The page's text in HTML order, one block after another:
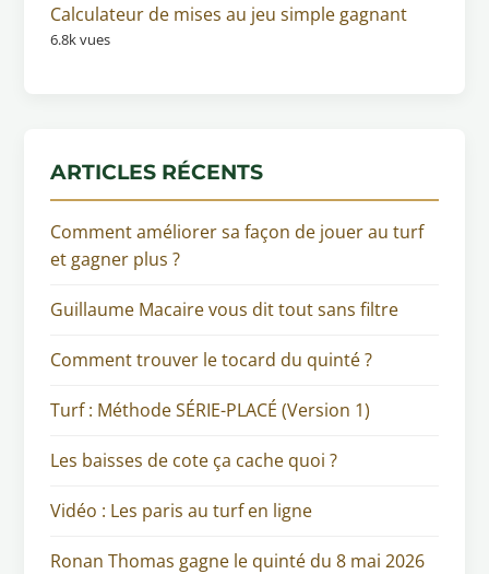
Calculateur de mises au jeu simple gagnant
6.8k vues
ARTICLES RÉCENTS
Comment améliorer sa façon de jouer au turf
et gagner plus ?
Guillaume Macaire vous dit tout sans filtre
Comment trouver le tocard du quinté ?
Turf : Méthode SÉRIE-PLACÉ (Version 1)
Les baisses de cote ça cache quoi ?
Vidéo : Les paris au turf en ligne
Ronan Thomas gagne le quinté du 8 mai 2026